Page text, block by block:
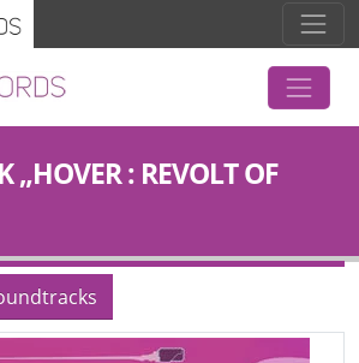
„HOVER : REVOLT OF